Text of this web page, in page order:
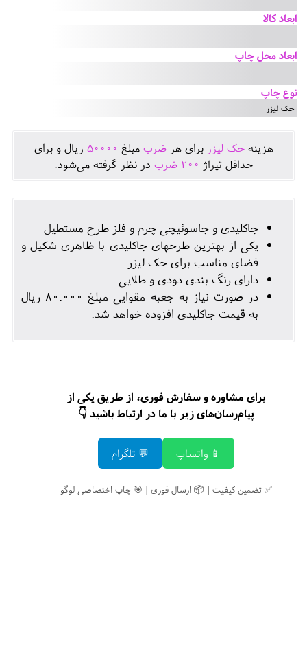
ابعاد کالا
ابعاد محل چاپ
نوع چاپ
حک لیزر
هزينهحک لیزر برای هرضرب مبلغ 50000 ريال و برای
حداقل تيراژ 200 ضرب در نظر گرفته می‌شود.
جاکلیدی و جاسوئیچی چرم و فلز طرح مستطیل
یکی از بهترین طرحهای جاکلیدی با ظاهری شکیل و
فضای مناسب برای حک لیزر
دارای رنگ بندی دودی و طلایی
در صورت نیاز به جعبه مقوایی مبلغ 80.000 ریال
به قیمت جاکلیدی افزوده خواهد شد.
برای مشاوره و سفارش فوری، از طریق یکی از
پیام‌رسان‌های زیر با ما در ارتباط باشید 👇
📱 واتساپ 💬 تلگرام
✅ تضمین کیفیت | 📦 ارسال فوری | 🎯 چاپ اختصاصی لوگو